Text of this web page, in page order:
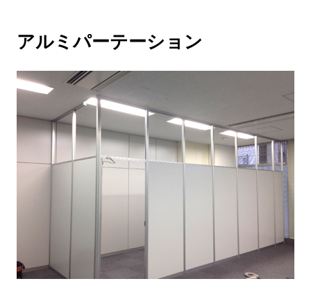
アルミパーテーション